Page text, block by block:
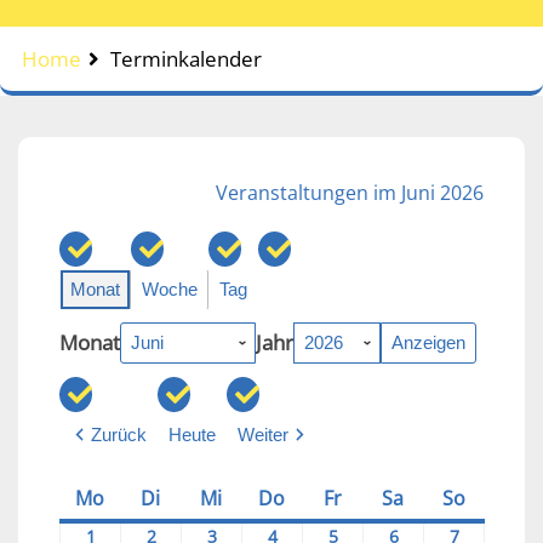
Home Terminkalender
Veranstaltungen im Juni 2026
Monat Woche Tag
Monat Jahr
Zurück Heute Weiter
Mo Montag
Di Dienstag
Mi Mittwoch
Do Donnerstag
FrFreitag
Sa Samstag
SoSonntag
1 22026-
32026-
42026-
52026-
62026-
72026-